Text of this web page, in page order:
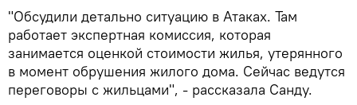
"Обсудили детально ситуацию в Атаках. Там
работает экспертная комиссия, которая
занимается оценкой стоимости жилья, утерянного
в момент обрушения жилого дома. Сейчас ведутся
переговоры с жильцами", - рассказала Санду.